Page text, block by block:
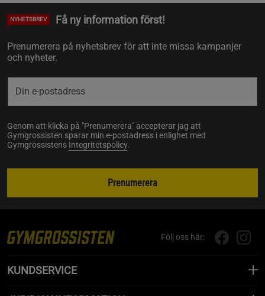
NYHETSBREV Få ny information först!
Prenumerera på nyhetsbrev för att inte missa kampanjer
och nyheter.
Genom att klicka på "Prenumerera" accepterar jag att
Gymgrossisten sparar min e-postadress i enlighet med
Gymgrossistens Integritetspolicy.
Prenumerera
Följ oss här:
KUNDSERVICE